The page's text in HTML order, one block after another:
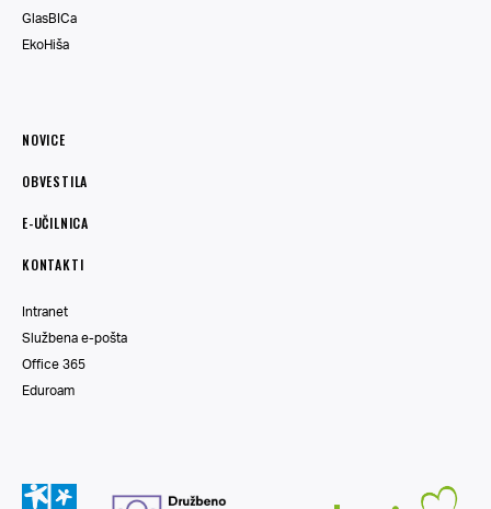
GlasBICa
EkoHiša
NOVICE
OBVESTILA
E-UČILNICA
KONTAKTI
Intranet
Službena e-pošta
Office 365
Eduroam